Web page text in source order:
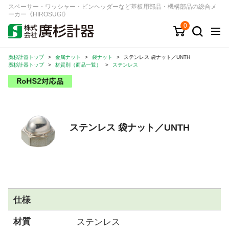
スペーサー・ワッシャー・ピンヘッダーなど基板用部品・機構部品の総合メ
ーカー《HIROSUGI》
0
キーワード 品番/シリーズ
商品カテゴリから探す
ジャンルから探す
シリーズから探す
ご利用ガイド
お問い合わせ窓口
会社情報
廣杉計器トップ > 金属ナット > 袋ナット >
ステンレス 袋ナット／UNTH
廣杉計器トップ
> 材質別（商品一覧） > ステンレス
ステンレス 袋ナット／UNTH
仕様
材質
ステンレス